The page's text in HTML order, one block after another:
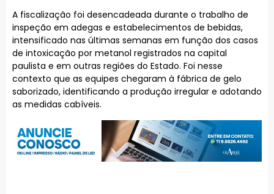
A fiscalização foi desencadeada durante o trabalho de
inspeção em adegas e estabelecimentos de bebidas,
intensificado nas últimas semanas em função dos casos
de intoxicação por metanol registrados na capital
paulista e em outras regiões do Estado. Foi nesse
contexto que as equipes chegaram à fábrica de gelo
saborizado, identificando a produção irregular e adotando
as medidas cabíveis.